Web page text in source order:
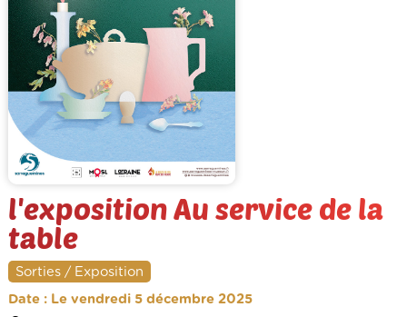
l'exposition Au service de la
table
Sorties / Exposition
Date : Le vendredi 5 décembre 2025